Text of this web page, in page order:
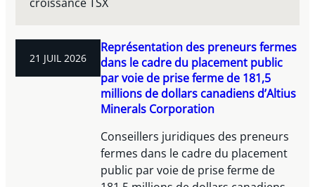
croissance TSX
21 JUIL 2026
Représentation des preneurs fermes
dans le cadre du placement public
par voie de prise ferme de 181,5
millions de dollars canadiens d’Altius
Minerals Corporation
Conseillers juridiques des preneurs
fermes dans le cadre du placement
public par voie de prise ferme de